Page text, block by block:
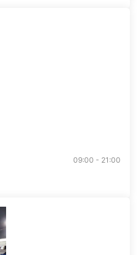
09:00 - 21:00